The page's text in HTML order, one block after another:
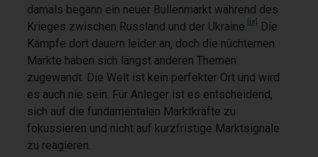
damals begann ein neuer Bullenmarkt während des
Krieges zwischen Russland und der Ukraine. [ix]
Die
Kämpfe dort dauern leider an, doch die nüchternen
Märkte haben sich längst anderen Themen
zugewandt. Die Welt ist kein perfekter Ort und wird
es auch nie sein. Für Anleger ist es entscheidend,
sich auf die fundamentalen Marktkräfte zu
fokussieren und nicht auf kurzfristige Marktsignale
zu reagieren.